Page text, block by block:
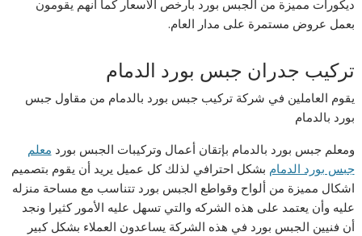
ديكورات مميزة من الجبس بورد بارخص الأسعار كما أنهم يقومون
بعمل عروض مستمرة على مدار العام.
تركيب جدران جبس بورد الدمام
يقوم العاملين في شركة تركيب جبس بورد بالدمام من مقاول جبس
بورد بالدمام
ومعلم جبس بورد بالدمام بإتقان أعمال وتركيبات الجبس بورد معلم
جبس بورد الدمام بشكل احترافي لذلك كل عميل يريد أن يقوم بتصميم
اشكال مميزة من ألواح وقواطع الجبس بورد تتناسب مع مساحة منزله
عليه وأن يعتمد على هذه الشركه والتي تسهل عليه الأمور كثيرا ونجد
أن فنيين الجبس بورد في هذه الشركة يساعدون العملاء بشكل كبير